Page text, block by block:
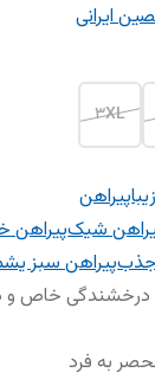
ایرانی
3XL
پیراهن
شیکپیراهن
جذبپیراهن سبز
درخشندگی خاص و
به فرد